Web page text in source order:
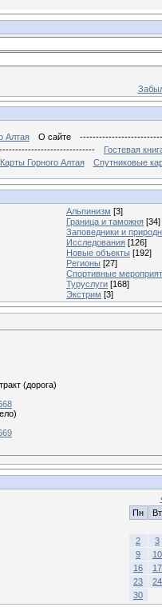
Алтая О сайте
------------------------------
Гостевая
Карты Горного Алтая Спутниковые
Альпинизм [3]
Граница и таможня [34]
Заповедники и
Исследования [126]
Новые объекты [192]
Регионы [27]
Спортивные
Туруслуги [168]
Экстрим [3]
(дорога)
Пн
Вт
2
3
9
10
16
17
23
24
30